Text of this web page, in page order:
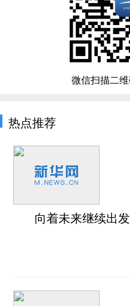
微信扫描二
热点推荐
向着未来继续出